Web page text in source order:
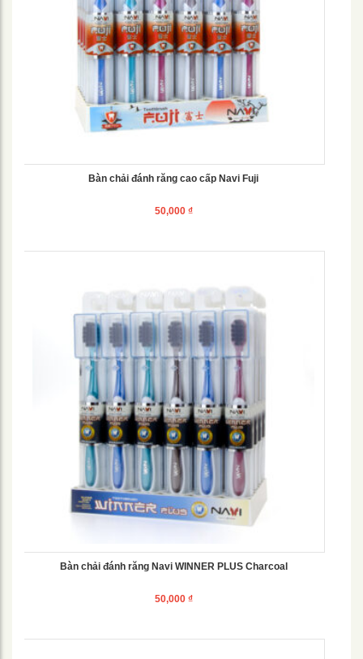
Bàn chải đánh răng cao cấp Navi Fuji
50,000 ₫
Bàn chải đánh răng Navi WINNER PLUS Charcoal
50,000 ₫